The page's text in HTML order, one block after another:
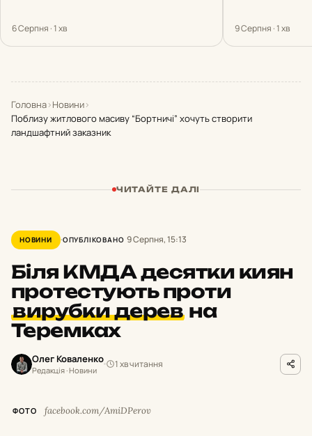
6 Серпня · 1 хв 9 Серпня · 1 хв
Головна›Новини›
Поблизу житлового масиву “Бортничі” хочуть створити
ландшафтний заказник
ЧИТАЙТЕ ДАЛІ
НОВИНИ ОПУБЛІКОВАНО 9 Серпня, 15:13
Біля КМДА десятки киян
протестують проти
вирубки дерев на
Теремках
Олег Коваленко
Редакція · Новини
1 хв читання
ФОТО facebook.com/AmiDPerov